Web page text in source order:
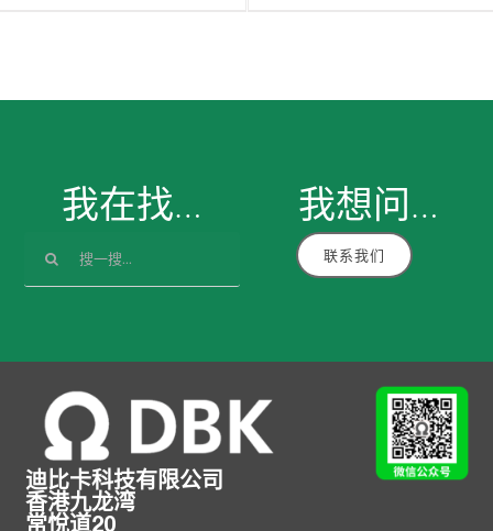
我在找…
索：
我想问…
联系我们
迪比卡科技有限公司
香港九龙湾
常悅道20